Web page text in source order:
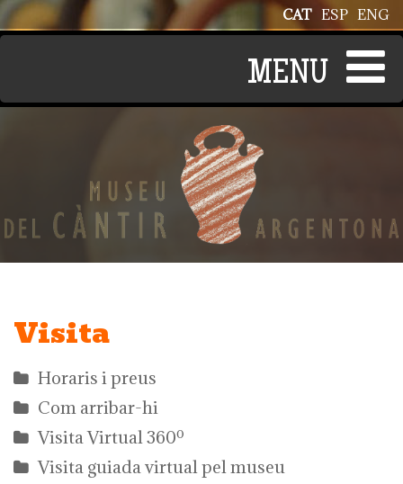
Vés al contingut ENG
ESP
CAT
Visita
Horaris i preus
Com arribar-hi
Visita Virtual 360º
Visita guiada virtual pel museu